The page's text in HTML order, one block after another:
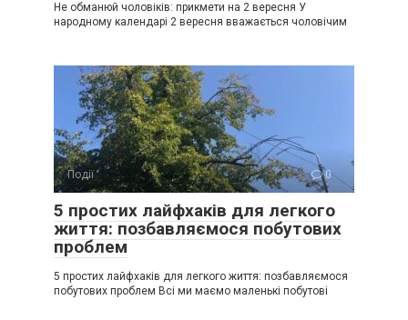
Не обманюй чоловіків: прикмети на 2 вересня У
народному календарі 2 вересня вважається чоловічим
Події 0
5 простих лайфхаків для легкого
життя: позбавляємося побутових
проблем
5 простих лайфхаків для легкого життя: позбавляємося
побутових проблем Всі ми маємо маленькі побутові